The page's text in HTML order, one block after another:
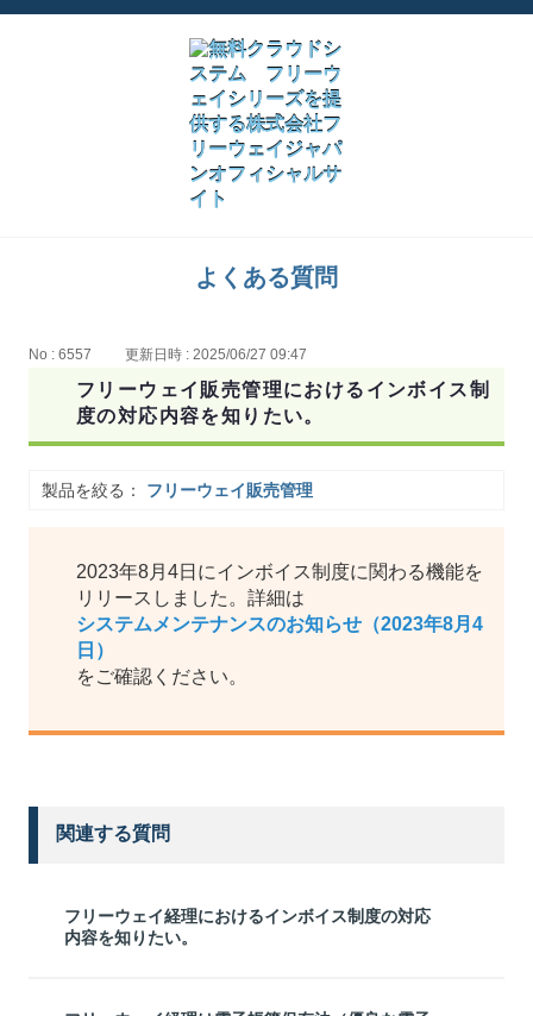
よくある質問
No : 6557 更新日時 : 2025/06/27 09:47
フリーウェイ販売管理におけるインボイス制
度の対応内容を知りたい。
製品を絞る： フリーウェイ販売管理
2023年8月4日にインボイス制度に関わる機能を
リリースしました。詳細は
システムメンテナンスのお知らせ（2023年8月4
日）
をご確認ください。
関連する質問
フリーウェイ経理におけるインボイス制度の対応
内容を知りたい。